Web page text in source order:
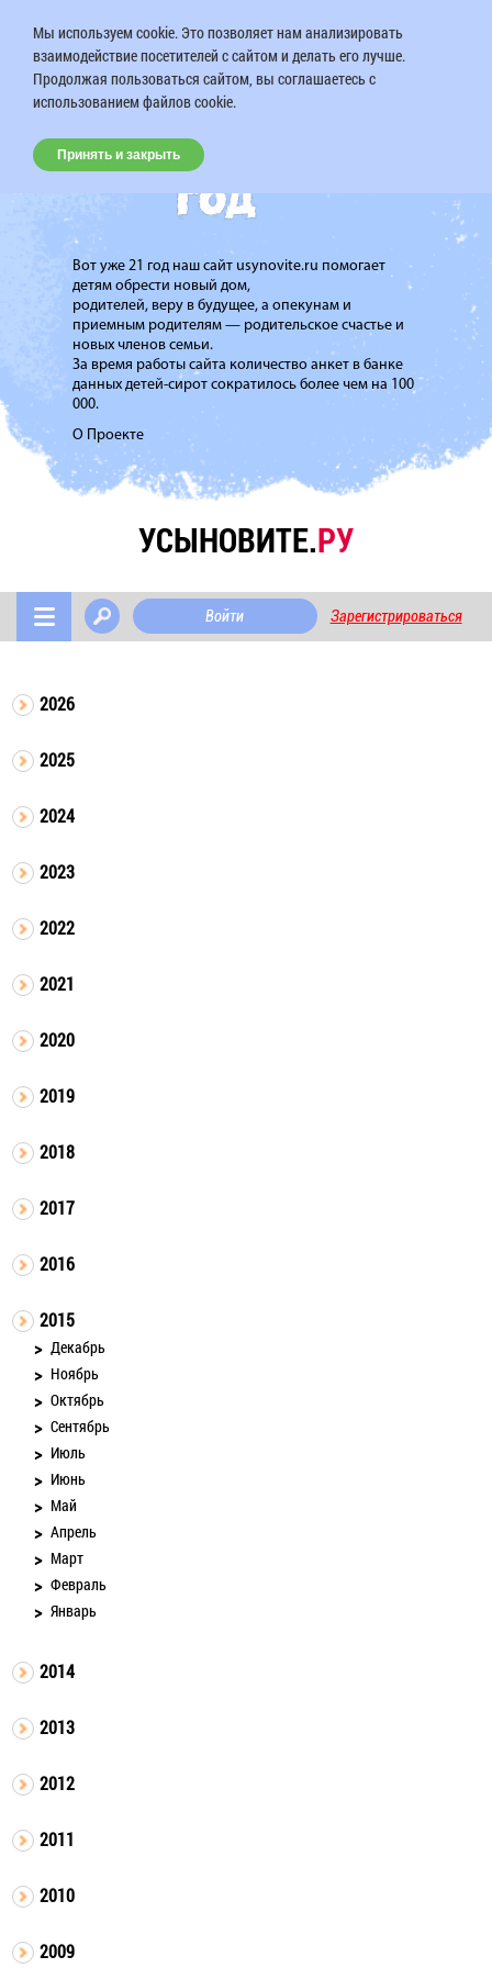
Вот уже 21 год наш сайт usynovite.ru помогает
детям обрести новый дом,
родителей, веру в будущее, а опекунам и
приемным родителям — родительское счастье и
новых членов семьи.
За время работы сайта количество анкет в банке
данных детей-сирот сократилось более чем на 100
000.
О Проекте
УСЫНОВИТЕ.РУ
Войти Зарегистрироваться
2026
2025
2024
2023
2022
2021
2020
2019
2018
2017
2016
2015
Декабрь
Ноябрь
Октябрь
Сентябрь
Июль
Июнь
Май
Апрель
Март
Февраль
Январь
2014
2013
2012
2011
2010
2009
Мы используем cookie. Это позволяет нам анализировать
взаимодействие посетителей с сайтом и делать его лучше.
Продолжая пользоваться сайтом, вы соглашаетесь с
использованием файлов cookie.
Принять и закрыть